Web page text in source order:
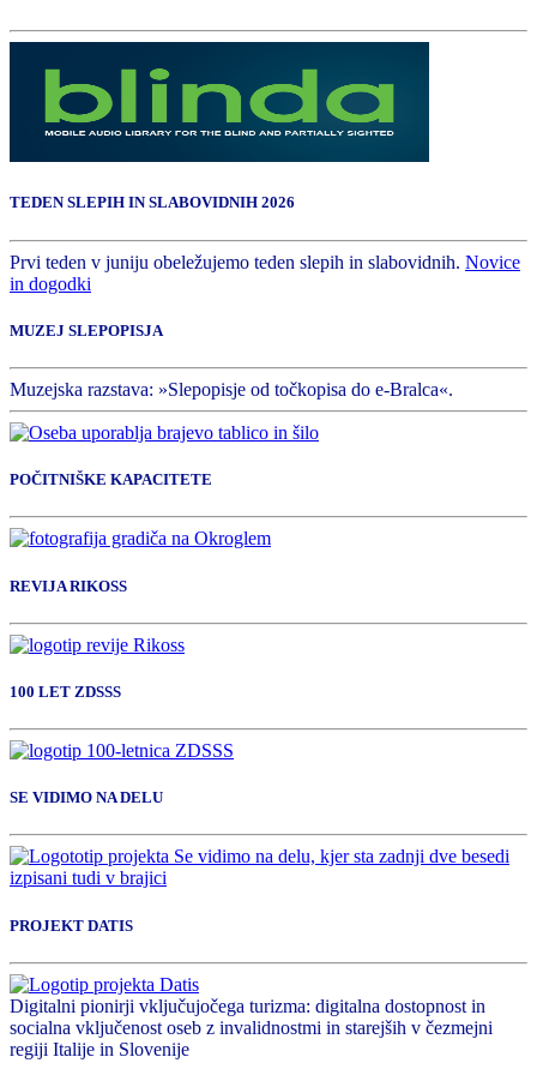
TEDEN SLEPIH IN SLABOVIDNIH 2026
Prvi teden v juniju obeležujemo teden slepih in slabovidnih. Novice
in dogodki
MUZEJ SLEPOPISJA
Muzejska razstava: »Slepopisje od točkopisa do e-Bralca«.
POČITNIŠKE KAPACITETE
REVIJA RIKOSS
100 LET ZDSSS
SE VIDIMO NA DELU
PROJEKT DATIS
Digitalni pionirji vključujočega turizma: digitalna dostopnost in
socialna vključenost oseb z invalidnostmi in starejših v čezmejni
regiji Italije in Slovenije